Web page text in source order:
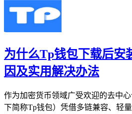
为什么Tp钱包下载后安
因及实用解决办法
作为加密货币领域广受欢迎的去中心
下简称Tp钱包）凭借多链兼容、轻